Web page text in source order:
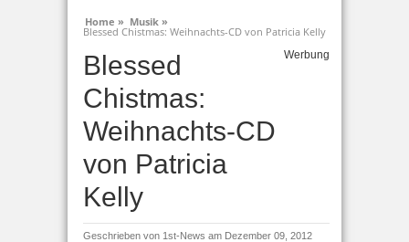
Home » Musik »
Blessed Chistmas: Weihnachts-CD von Patricia Kelly
Blessed
Chistmas:
Weihnachts-CD
von Patricia
Kelly
Werbung
Geschrieben von 1st-News am Dezember 09, 2012